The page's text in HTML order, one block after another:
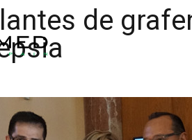
de